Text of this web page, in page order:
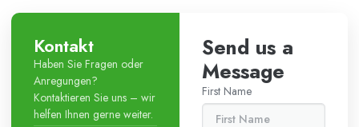
Kontakt
Haben Sie Fragen oder
Anregungen?
Kontaktieren Sie uns – wir
helfen Ihnen gerne weiter.
Send us a
Message
First Name